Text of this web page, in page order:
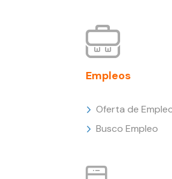
Empleos
Oferta de
Busco Empleo